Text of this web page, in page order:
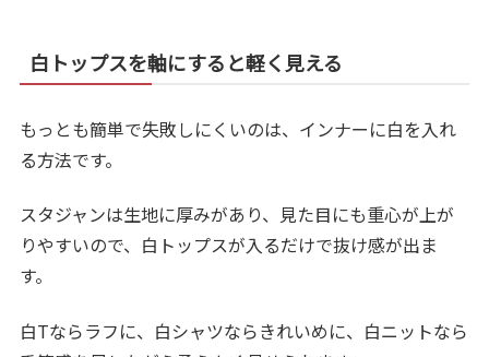
白トップスを軸にすると軽く見える
もっとも簡単で失敗しにくいのは、インナーに白を入れ
る方法です。
スタジャンは生地に厚みがあり、見た目にも重心が上が
りやすいので、白トップスが入るだけで抜け感が出ま
す。
白Tならラフに、白シャツならきれいめに、白ニットなら